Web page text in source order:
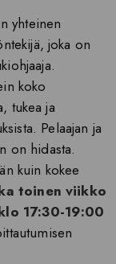
yhteinen
joka on
koko
tukea ja
Pelaajan ja
on hidasta.
kuin kokee
toinen viikko
17:30-19:00